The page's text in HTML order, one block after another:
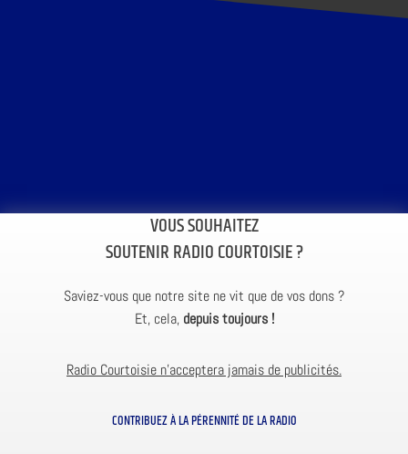
VOUS SOUHAITEZ
SOUTENIR RADIO COURTOISIE ?
Saviez-vous que notre site ne vit que de vos dons ?
Et, cela, depuis toujours !
Radio Courtoisie n’acceptera jamais de publicités.
CONTRIBUEZ À LA PÉRENNITÉ DE LA RADIO